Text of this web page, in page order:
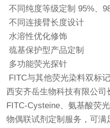
不同纯度等级定制 95%、
不同连接臂长度设计
水溶性优化修饰
巯基保护型产品定制
多功能荧光探针
FITC与其他荧光染料双标
西安齐岳生物科技有限公司
FITC-Cysteine、氨基酸荧
物偶联试剂定制服务，可